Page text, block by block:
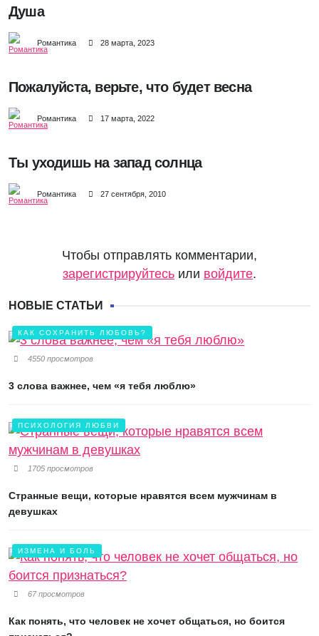
Душа
Романтика 28 марта, 2023
Пожалуйста, верьте, что будет весна
Романтика 17 марта, 2022
Ты уходишь на запад солнца
Романтика 27 сентября, 2010
Чтобы отправлять комментарии,
зарегистрируйтесь или войдите.
НОВЫЕ СТАТЬИ
КАК СОХРАНИТЬ ЛЮБОВЬ?
4550 просмотров
3 слова важнее, чем «я тебя люблю»
ПСИХОЛОГИЯ ЛЮБВИ
1705 просмотров
Странные вещи, которые нравятся всем мужчинам в
девушках
ИЗМЕНА И БОЛЬ
67 просмотров
Как понять, что человек не хочет общаться, но боится